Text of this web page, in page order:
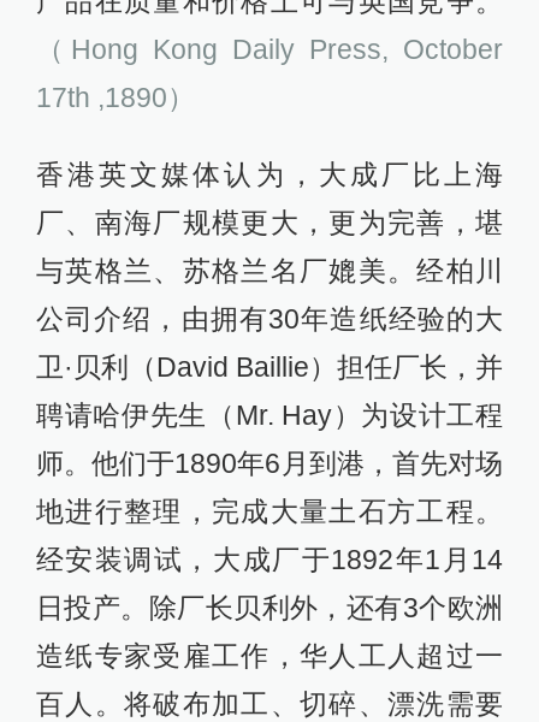
（Hong Kong Daily Press, October
17th ,1890）
香港英文媒体认为，大成厂比上海
厂、南海厂规模更大，更为完善，堪
与英格兰、苏格兰名厂媲美。经柏川
公司介绍，由拥有30年造纸经验的大
卫·贝利（David Baillie）担任厂长，并
聘请哈伊先生（Mr. Hay）为设计工程
师。他们于1890年6月到港，首先对场
地进行整理，完成大量土石方工程。
经安装调试，大成厂于1892年1月14
日投产。除厂长贝利外，还有3个欧洲
造纸专家受雇工作，华人工人超过一
百人。将破布加工、切碎、漂洗需要